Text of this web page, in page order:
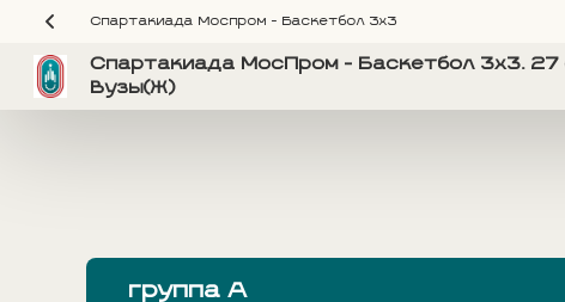
Спартакиада Моспром - Баскетбол 3х3
Спартакиада МосПром - Баскетбол 3х3. 27
Вузы(Ж)
группа А